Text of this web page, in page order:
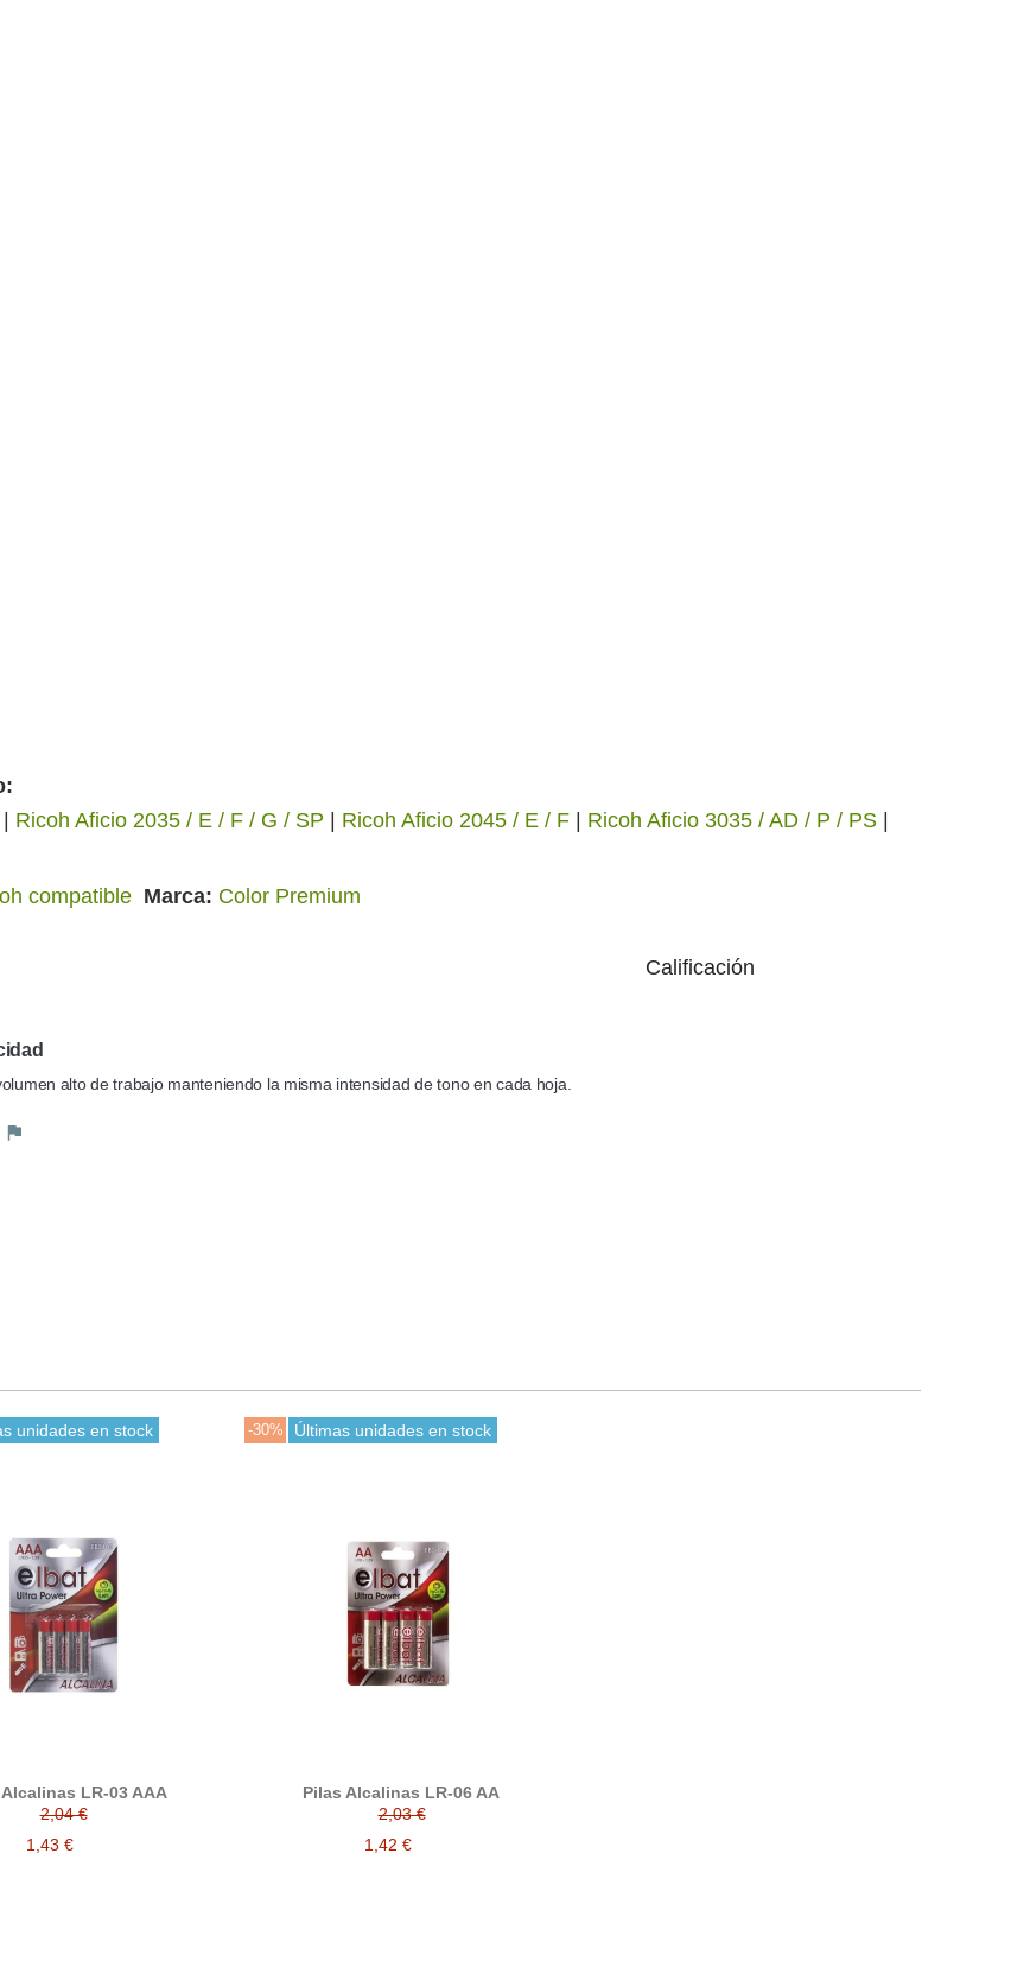
Ricoh Aficio 2035 / E / F / G / SP Ricoh Aficio 2045 / E / F Ricoh Aficio 3035 / AD / P / PS
compatible Marca Color Premium
Calificación
alto de trabajo manteniendo la misma intensidad de tono en cada hoja.
unidades en stock
LR-03 AAA
2,04 €
1,43 €
-30% Últimas unidades en stock
Pilas Alcalinas LR-06 AA
2,03 €
1,42 €